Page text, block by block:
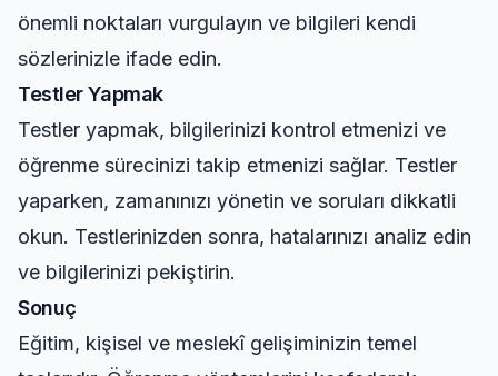
önemli noktaları vurgulayın ve bilgileri kendi
sözlerinizle ifade edin.
Testler Yapmak
Testler yapmak, bilgilerinizi kontrol etmenizi ve
öğrenme sürecinizi takip etmenizi sağlar. Testler
yaparken, zamanınızı yönetin ve soruları dikkatli
okun. Testlerinizden sonra, hatalarınızı analiz edin
ve bilgilerinizi pekiştirin.
Sonuç
Eğitim, kişisel ve meslekî gelişiminizin temel